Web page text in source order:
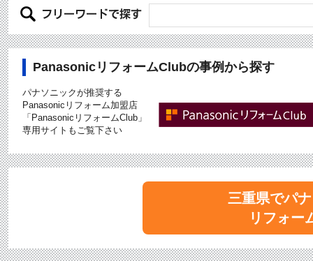
PanasonicリフォームClubの事例から探す
パナソニックが推奨する
Panasonicリフォーム加盟店
「PanasonicリフォームClub」
専用サイトもご覧下さい
三重県でパ
リフォー